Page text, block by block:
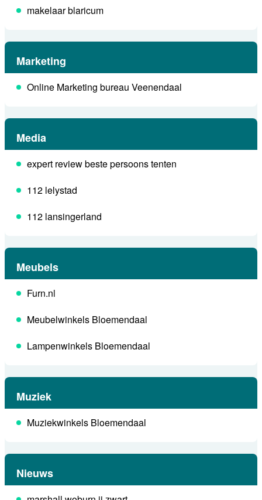
makelaar blaricum
Marketing
Online Marketing bureau Veenendaal
Media
expert review beste persoons tenten
112 lelystad
112 lansingerland
Meubels
Furn.nl
Meubelwinkels Bloemendaal
Lampenwinkels Bloemendaal
Muziek
Muziekwinkels Bloemendaal
Nieuws